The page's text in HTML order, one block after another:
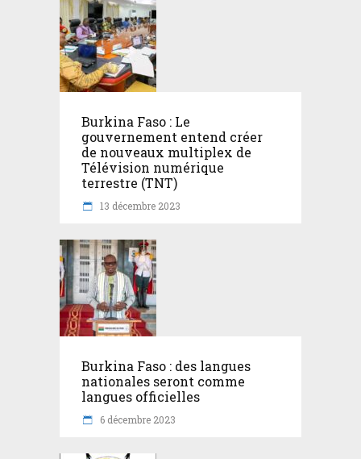
Burkina Faso : Le
gouvernement entend créer
de nouveaux multiplex de
Télévision numérique
terrestre (TNT)
13 décembre 2023
Burkina Faso : des langues
nationales seront comme
langues officielles
6 décembre 2023